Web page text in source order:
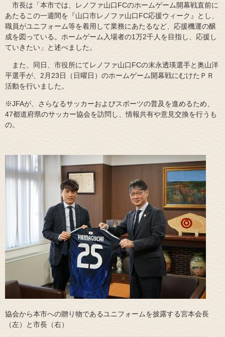
市長は「本市では、レノファ山口FCのホームゲーム開幕戦直前に
あたるこの一週間を『山口市レノファ山口FC応援ウィーク』とし、
職員がユニフォーム等を着用して業務にあたるなど、応援機運の醸
成を図っている。ホームゲーム入場者の1万2千人を目指し、応援し
ていきたい」と述べました。
また、同日、市役所にてレノファ山口FCの末永透瑛選手と奥山洋
平選手が、2月23日（日曜日）のホームゲーム開幕戦にむけたＰＲ
活動を行いました。
※JFAが、さらなるサッカーおよびスポーツの普及を進めるため、
47都道府県のサッカー協会を訪問し、情報共有や意見交換を行うも
の。
協会から本市への贈り物であるユニフォームを披露する宮本会長
（左）と市長（右）